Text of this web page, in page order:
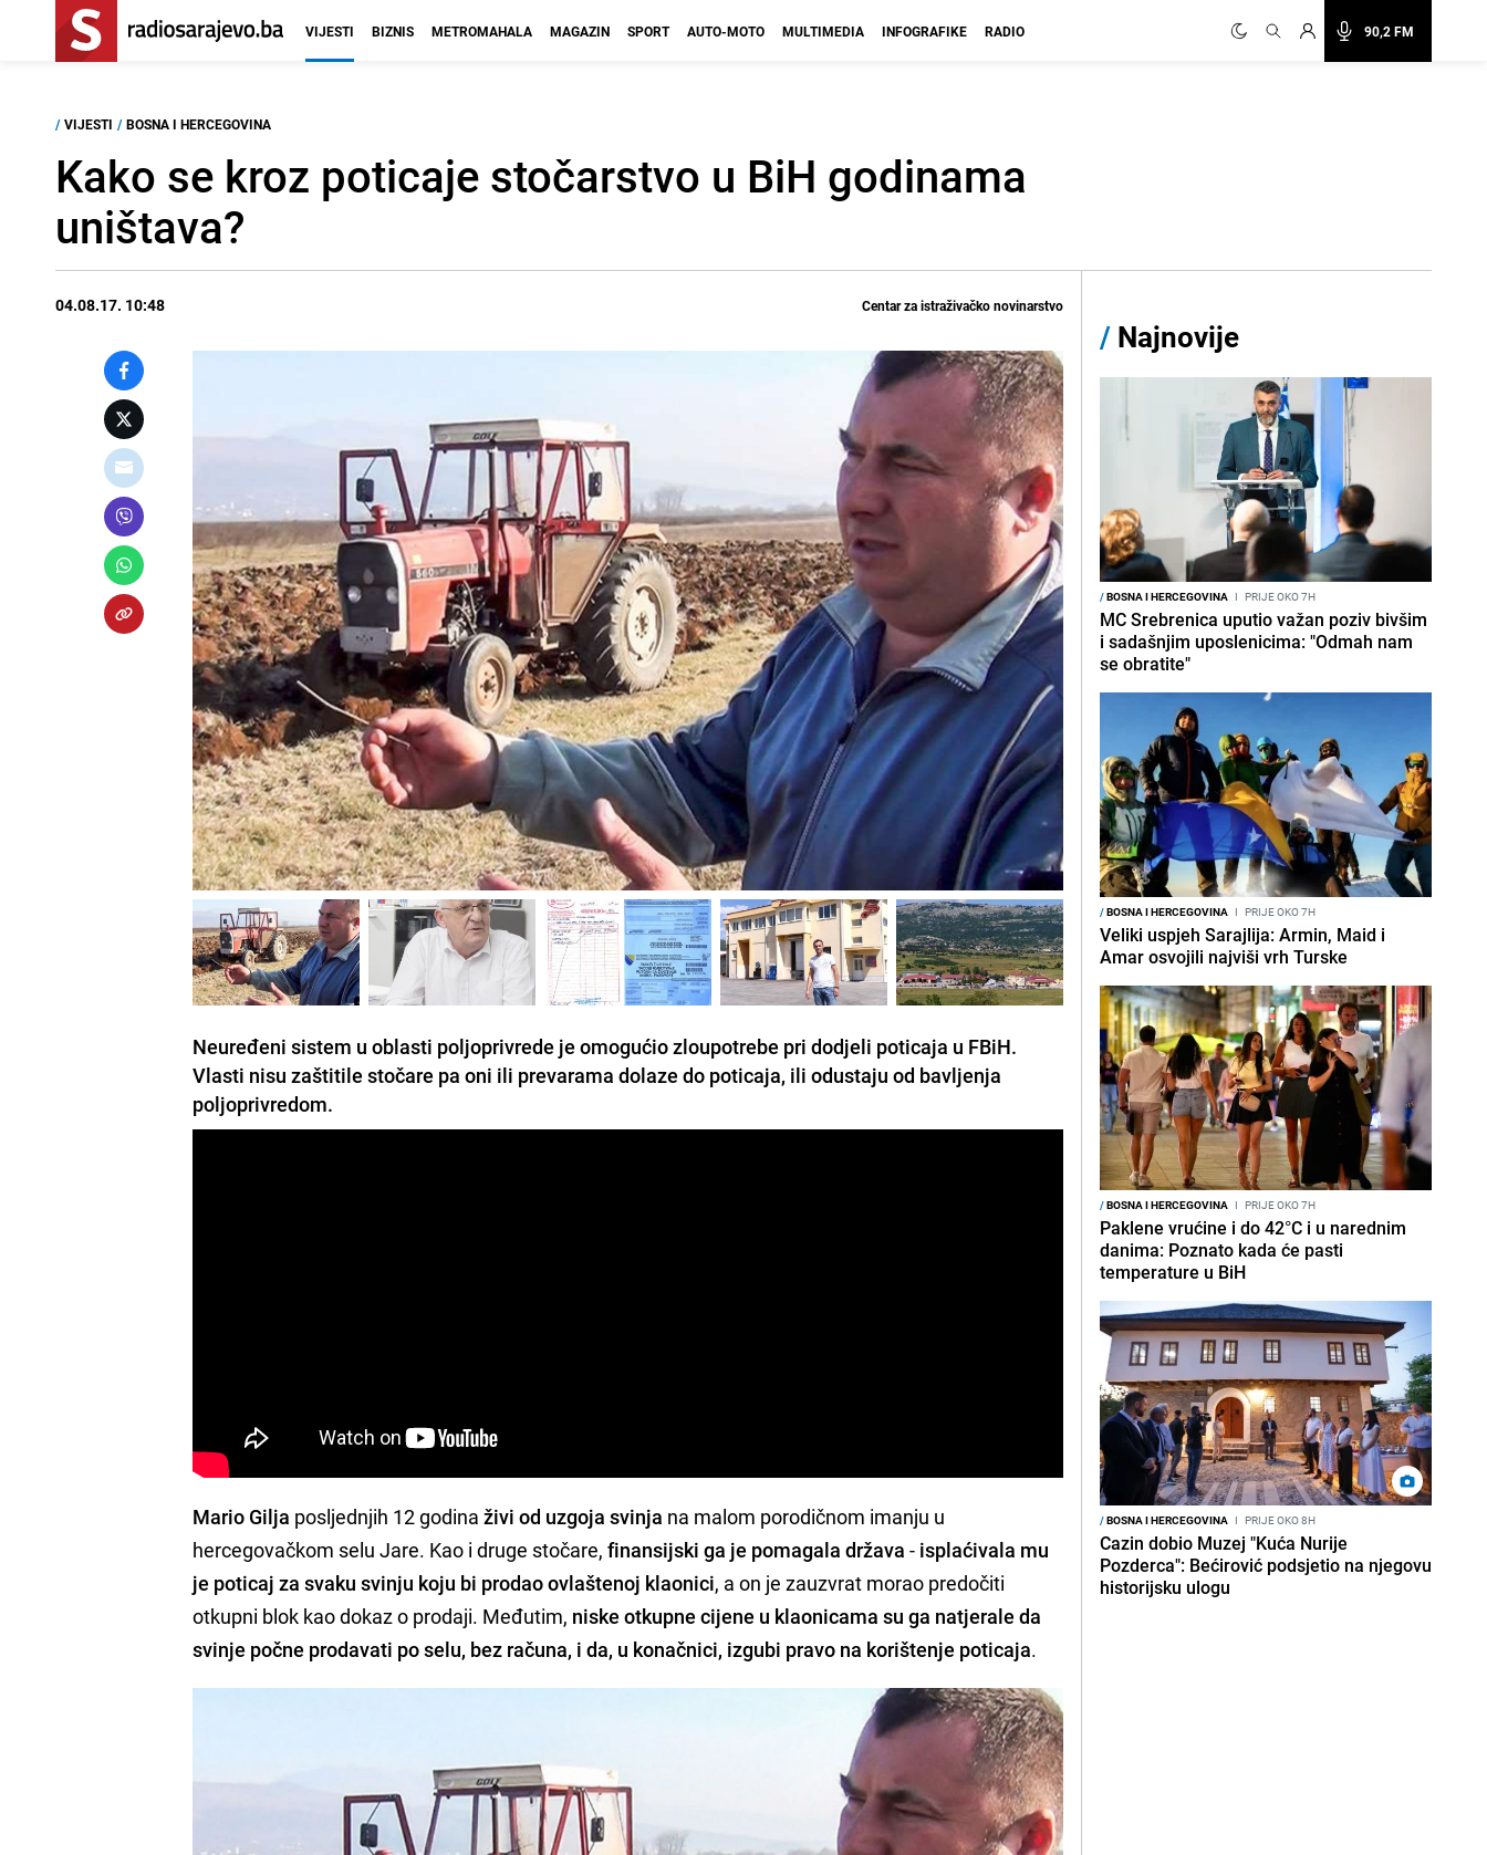
90,2 FM
VIJESTI BIZNIS METROMAHALA MAGAZIN SPORT AUTO-MOTO MULTIMEDIA INFOGRAFIKE RADIO
/ VIJESTI / BOSNA I HERCEGOVINA
Kako se kroz poticaje stočarstvo u BiH godinama
uništava?
04.08.17. 10:48 Centar za istraživačko novinarstvo
Neuređeni sistem u oblasti poljoprivrede je omogućio zloupotrebe pri dodjeli poticaja u FBiH.
Vlasti nisu zaštitile stočare pa oni ili prevarama dolaze do poticaja, ili odustaju od bavljenja
poljoprivredom.
Mario Gilja posljednjih 12 godinaživi od uzgoja svinja na malom porodičnom imanju u
hercegovačkom selu Jare. Kao i druge stočare, finansijski ga je pomagala država - isplaćivala mu
je poticaj za svaku svinju koju bi prodao ovlaštenoj klaonici, a on je zauzvrat morao predočiti
otkupni blok kao dokaz o prodaji. Međutim, niske otkupne cijene u klaonicama su ga natjerale da
svinje počne prodavati po selu, bez računa, i da, u konačnici, izgubi pravo na korištenje poticaja.
/ Najnovije
/BOSNA I HERCEGOVINA I PRIJE OKO 7H
MC Srebrenica uputio važan poziv bivšim
i sadašnjim uposlenicima: "Odmah nam
se obratite"
/BOSNA I HERCEGOVINA I PRIJE OKO 7H
Veliki uspjeh Sarajlija: Armin, Maid i
Amar osvojili najviši vrh Turske
/BOSNA I HERCEGOVINA I PRIJE OKO 7H
Paklene vrućine i do 42°C i u narednim
danima: Poznato kada će pasti
temperature u BiH
/BOSNA I HERCEGOVINA I PRIJE OKO 8H
Cazin dobio Muzej "Kuća Nurije
Pozderca": Bećirović podsjetio na njegovu
historijsku ulogu